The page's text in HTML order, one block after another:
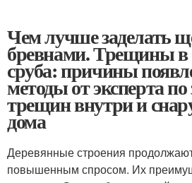
Чем лучше заделать
бревнами. Трещины в
сруба: причины
методы от эксперта по
трещин внутри и
дома
Деревянные строения
повышенным спросом. Их